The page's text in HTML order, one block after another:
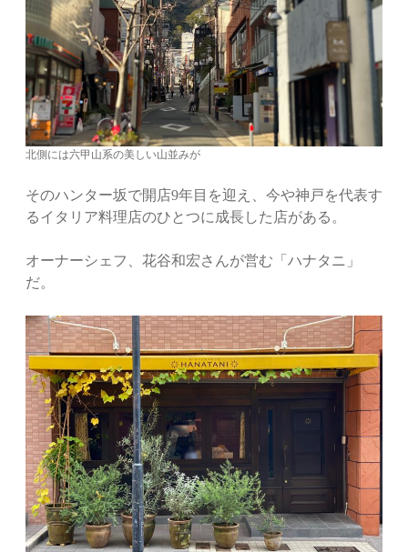
北側には六甲山系の美しい山並みが
そのハンター坂で開店9年目を迎え、今や神戸を代表す
るイタリア料理店のひとつに成長した店がある。
オーナーシェフ、花谷和宏さんが営む「ハナタニ」
だ。